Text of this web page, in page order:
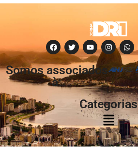
Somos associados
à:
Categorias